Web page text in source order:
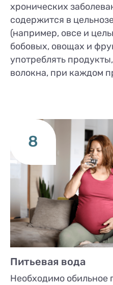
хронических
содержится в
(например, овсе и
бобовых, овощах и
употреблять
волокна, при каждом
8
Питьевая вода
Необходимо обильное